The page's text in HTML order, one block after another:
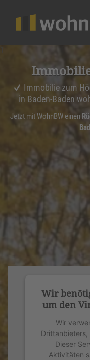
Immobilie zum
in Baden-Baden
Jetzt mit WohnBW einen
Wir
um den
Wir
Drittanbieters,
Dieser
Aktivitäten